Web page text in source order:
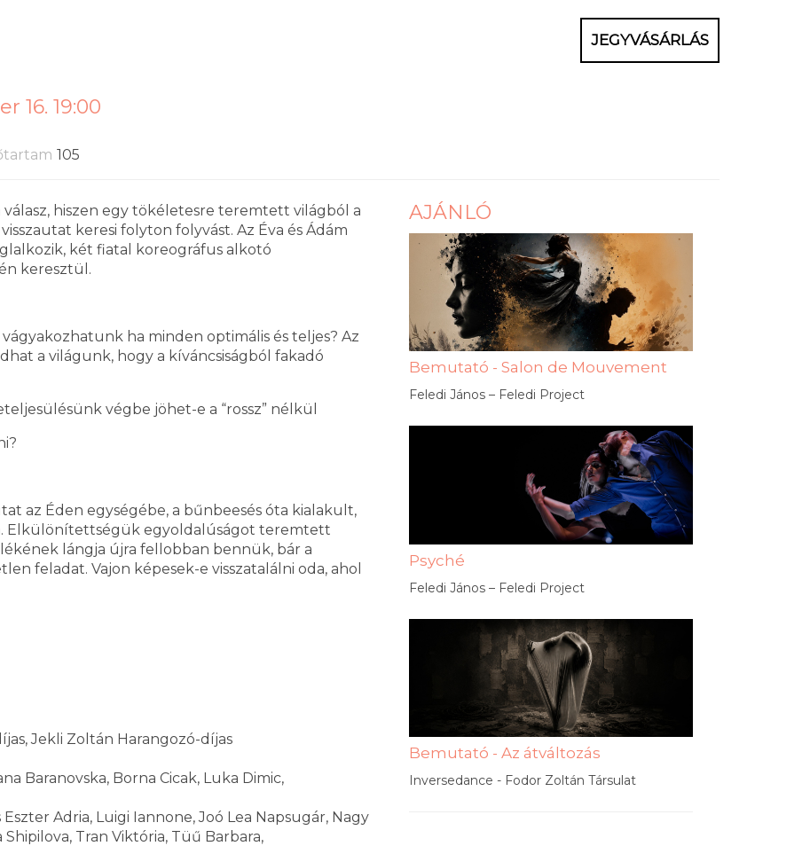
JEGYVÁSÁRLÁS
16. 19:00
105
hiszen egy tökéletesre teremtett világból a
keresi folyton folyvást. Az Éva és Ádám
két fiatal koreográfus alkotó
keresztül.
ha minden optimális és teljes? Az
a világunk, hogy a kíváncsiságból fakadó
végbe jöhet-e a “rossz” nélkül
az Éden egységébe, a bűnbeesés óta kialakult,
Elkülönítettségük egyoldalúságot teremtett
lángja újra fellobban bennük, bár a
feladat. Vajon képesek-e visszatalálni oda, ahol
Jekli Zoltán Harangozó-díjas
Baranovska, Borna Cicak, Luka Dimic,
Adria, Luigi Iannone, Joó Lea Napsugár, Nagy
Tran Viktória, Tüű Barbara,
AJÁNLÓ
Bemutató - Salon de Mouvement
Feledi János – Feledi Project
Psyché
Feledi János – Feledi Project
Bemutató - Az átváltozás
Inversedance - Fodor Zoltán Társulat